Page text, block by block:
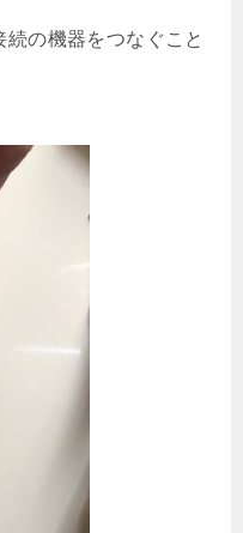
の機器をつなぐこと